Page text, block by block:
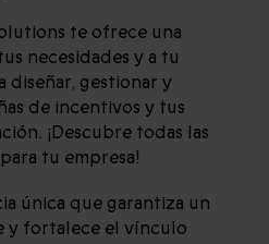
te ofrece una
necesidades y a tu
gestionar y
de incentivos y tus
¡Descubre todas las
tu empresa!
única que garantiza un
y fortalece el vínculo